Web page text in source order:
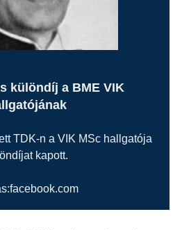
különdíj a BME VIK
TDK-n a VIK MSc hallgatója
kapott.